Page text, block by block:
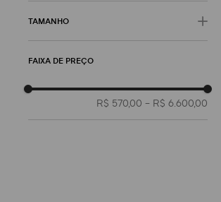
Amarelo
Branco
Cinza Laranja
TAMANHO
48 PPP
FAIXA DE PREÇO
R$ 570,00 – R$ 6.600,00